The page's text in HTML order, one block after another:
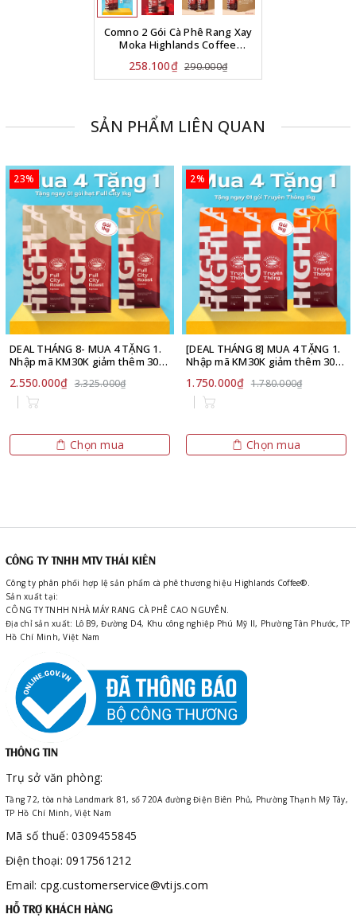
Comno 2 Gói Cà Phê Rang Xay
Moka Highlands Coffee
258.100₫ 290.000₫
SẢN PHẨM LIÊN QUAN
23%
DEAL THÁNG 8- MUA 4 TẶNG 1.
Nhập mã KM30K giảm thêm 30K
Highlands Coffee 1kg tặng 01
gói cùng loại 1kg
2.550.000₫ 3.325.000₫
Chọn mua
2%
[DEAL THÁNG 8] MUA 4 TẶNG 1.
Nhập mã KM30K giảm thêm 30K
Thống Highlands Coffee 1kg.
Giới hạn số lượng.
1.750.000₫ 1.780.000₫
Chọn mua
CÔNG TY TNHH MTV THÁI KIÊN
Công ty phân phối hợp lệ sản phẩm cà phê thương hiệu Highlands Coffee®.
Sản xuất tại:
CÔNG TY TNHH NHÀ MÁY RANG CÀ PHÊ CAO NGUYÊN.
Địa chỉ sản xuất: Lô B9, Đường D4, Khu công nghiệp Phú Mỹ II, Phường Tân Phước, TP
Hồ Chí Minh, Việt Nam
THÔNG TIN
Trụ sở văn phòng:
Tầng 72, tòa nhà Landmark 81, số 720A đường Điện Biên Phủ, Phường Thạnh Mỹ Tây,
TP Hồ Chí Minh, Việt Nam
Mã số thuế: 0309455845
Điện thoại: 0917561212
Email: cpg.customerservice@vtijs.com
HỖ TRỢ KHÁCH HÀNG